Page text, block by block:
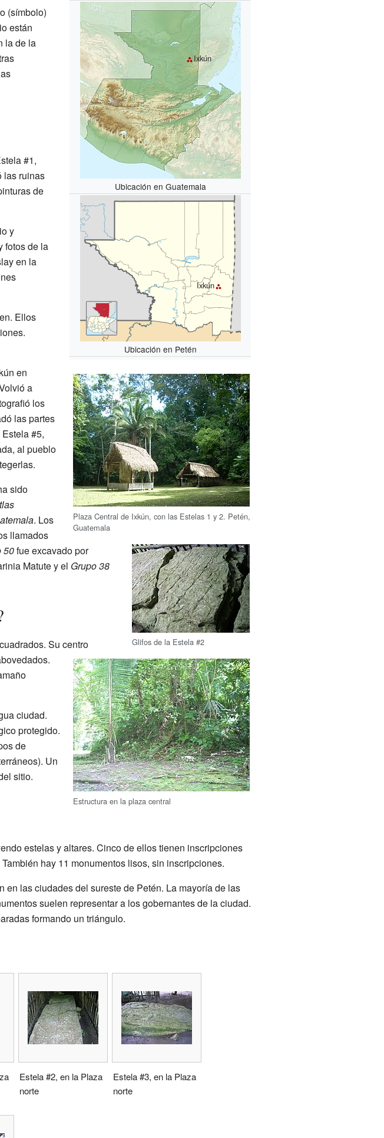
Ixkún
Ubicación en Guatemala
Ixkún
Ubicación en Petén
Plaza Central de Ixkún, con las Estelas 1 y 2. Petén,
Guatemala
Glifos de la Estela #2
(símbolo)
están
la de la
#1,
las ruinas
de
y
fotos de la
en la
Ellos
en
a
los
las partes
#5,
al pueblo
sido
. Los
llamados
50fue excavado por
Matute y el Grupo 38
Estructura en la plaza central
Su centro
ciudad.
protegido.
de
Un
sitio.
estelas y altares. Cinco de ellos tienen inscripciones
hay 11 monumentos lisos, sin inscripciones.
las ciudades del sureste de Petén. La mayoría de las
suelen representar a los gobernantes de la ciudad.
formando un triángulo.
Estela #2, en la Plaza
norte
Estela #3, en la Plaza
norte